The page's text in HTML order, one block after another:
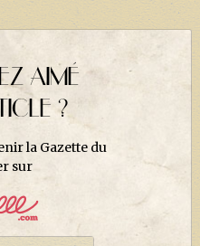
AIMÉ
?
la Gazette du
sur